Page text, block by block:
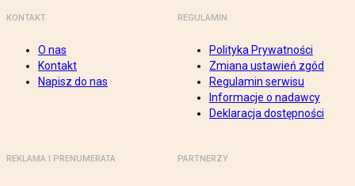
KONTAKT
O nas
Kontakt
Napisz do nas
REGULAMIN
Polityka Prywatności
Zmiana ustawień zgód
Regulamin serwisu
Informacje o nadawcy
Deklaracja dostępności
REKLAMA I PRENUMERATA PARTNERZY